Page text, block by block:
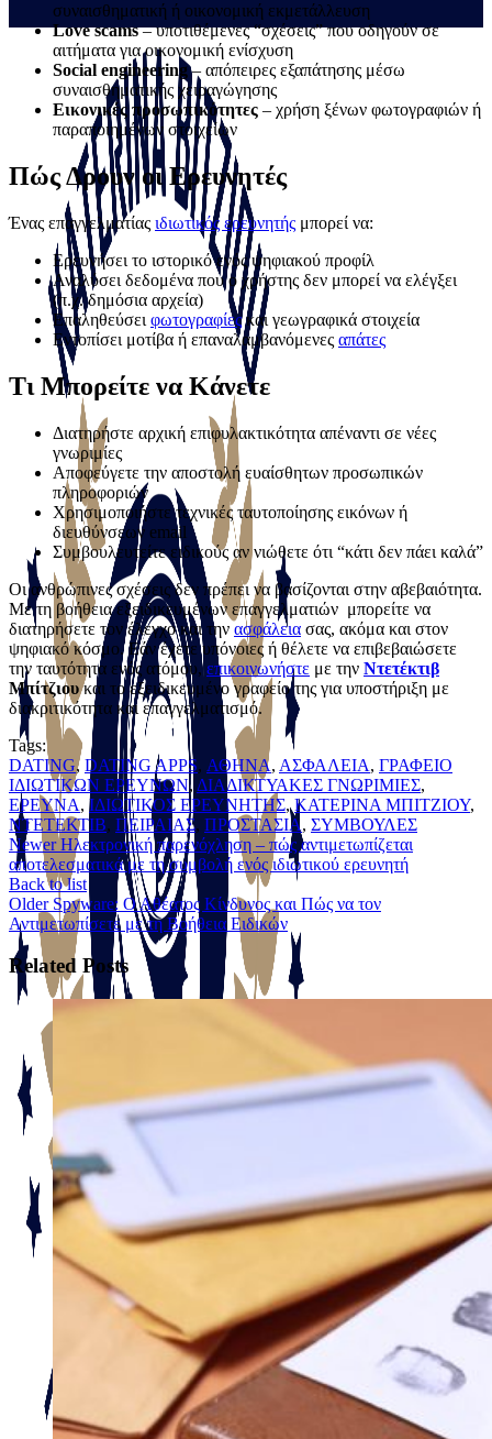
συναισθηματική ή οικονομική εκμετάλλευση
Love scams– υποτιθέμενες “σχέσεις” που οδηγούν σε
αιτήματα για οικονομική ενίσχυση
Social engineering– απόπειρες εξαπάτησης μέσω
συναισθηματικής χειραγώγησης
Εικονικές προσωπικότητες – χρήση ξένων φωτογραφιών ή
παραποιημένων στοιχείων
Πώς Δρουν οι Ερευνητές
Ένας επαγγελματίας ιδιωτικός ερευνητής μπορεί να:
Ερευνήσει το ιστορικό ενός ψηφιακού προφίλ
Αναλύσει δεδομένα που ο χρήστης δεν μπορεί να ελέγξει
(π.χ. δημόσια αρχεία)
Επαληθεύσει φωτογραφίεςκαι γεωγραφικά στοιχεία
Εντοπίσει μοτίβα ή επαναλαμβανόμενες απάτες
Τι Μπορείτε να Κάνετε
Διατηρήστε αρχική επιφυλακτικότητα απέναντι σε νέες
γνωριμίες
Αποφεύγετε την αποστολή ευαίσθητων προσωπικών
πληροφοριών
Χρησιμοποιήστε τεχνικές ταυτοποίησης εικόνων ή
διευθύνσεων email
Συμβουλευτείτε ειδικούς αν νιώθετε ότι “κάτι δεν πάει καλά”
Οι ανθρώπινες σχέσεις δεν πρέπει να βασίζονται στην αβεβαιότητα.
Με τη βοήθεια εξειδικευμένων επαγγελματιών μπορείτε να
διατηρήσετε τον έλεγχο και την ασφάλεια σας, ακόμα και στον
ψηφιακό κόσμο. Εάν έχετε υπόνοιες ή θέλετε να επιβεβαιώσετε
την ταυτότητα ενός ατόμου,επικοινωνήστε με την Ντετέκτιβ
Μπίτζιουκαι το εξειδικευμένο γραφείο της για υποστήριξη με
διακριτικότητα και επαγγελματισμό.
Tags:
DATING, DATING APPS, ΑΘΗΝΑ, ΑΣΦΑΛΕΙΑ, ΓΡΑΦΕΙΟ
ΙΔΙΩΤΙΚΩΝ ΕΡΕΥΝΩΝ, ΔΙΑΔΙΚΤΥΑΚΕΣ ΓΝΩΡΙΜΙΕΣ,
ΕΡΕΥΝΑ, ΙΔΙΩΤΙΚΟΣ ΕΡΕΥΝΗΤΗΣ,ΚATΕΡΙΝΑ ΜΠΙΤΖΙΟΥ,
ΝΤΕΤΕΚΤΙΒ, ΠΕΙΡΑΙΑΣ, ΠΡΟΣΤΑΣΙΑ, ΣΥΜΒΟΥΛΕΣ
Newer Ηλεκτρονική παρενόχληση – πώς αντιμετωπίζεται
αποτελεσματικά με τη συμβολή ενός ιδιωτικού ερευνητή
Back to list
Older Spyware: Ο Αθέατος Κίνδυνος και Πώς να τον
Αντιμετωπίσετε με τη Βοήθεια Ειδικών
Related Posts